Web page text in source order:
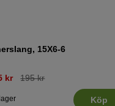
15X6-6
kr 195 kr
lager Köp